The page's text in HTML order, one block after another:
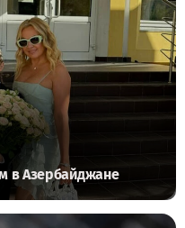
в Азербайджане